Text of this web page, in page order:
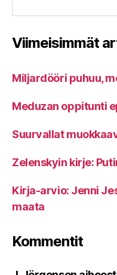
Viimeisimmät
Miljardööri puhuu,
Meduzan oppitunti
Suurvallat
Zelenskyin kirje:
Kirja-arvio: Jenni
maata
Kommentit